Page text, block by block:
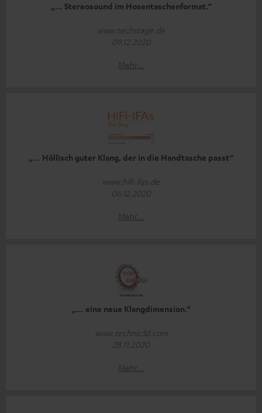
„… Stereosound im Hosentaschenformat.“
www.techstage.de
09.12.2020
Mehr...
„… Höllisch guter Klang, der in die Handtasche passt“
www.hifi-ifas.de
06.12.2020
Mehr...
„… eine neue Klangdimension.“
www.technic3d.com
28.11.2020
Mehr...